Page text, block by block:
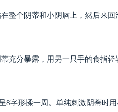
整个阴蒂和小阴唇上，然后来回
充分暴露，用另一只手的食指
8字形揉一周。单纯刺激阴蒂时